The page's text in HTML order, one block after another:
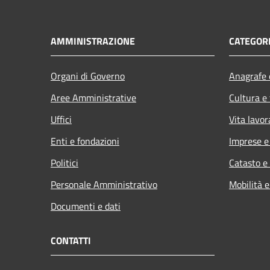
AMMINISTRAZIONE
Organi di Governo
Aree Amministrative
Uffici
Enti e fondazioni
Politici
Personale Amministrativo
Documenti e dati
Cultura
Vita
Imprese
Catasto
Mobilità
CONTATTI